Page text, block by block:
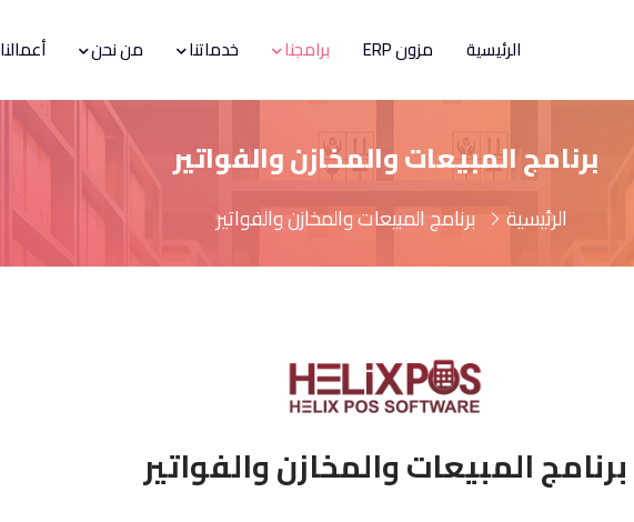
الرئيسية مزون ERP برامجنا خدماتنا من نحن أعمالنا
برنامج المبيعات والمخازن والفواتير
الرئيسية برنامج المبيعات والمخازن والفواتير
برنامج المبيعات والمخازن والفواتير